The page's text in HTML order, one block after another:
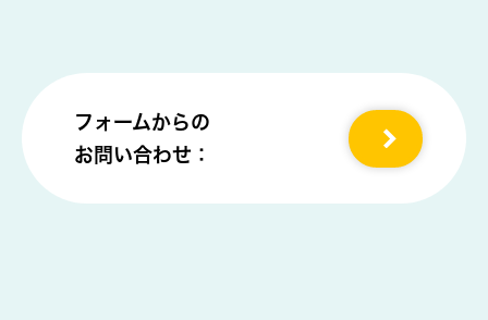
フォームからの
お問い合わせ：